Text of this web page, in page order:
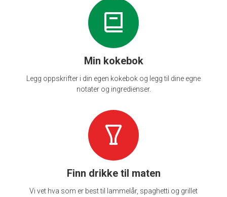
Min kokebok
Legg oppskrifter i din egen kokebok og legg til dine egne
notater og ingredienser.
Finn drikke til maten
Vi vet hva som er best til lammelår, spaghetti og grillet